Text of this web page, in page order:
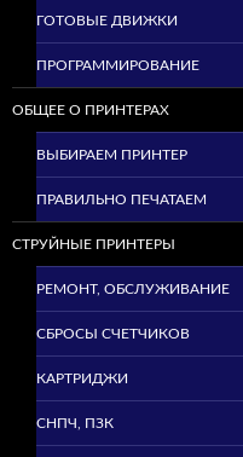
ГОТОВЫЕ ДВИЖКИ
ПРОГРАММИРОВАНИЕ
ОБЩЕЕ О ПРИНТЕРАХ
ВЫБИРАЕМ ПРИНТЕР
ПРАВИЛЬНО ПЕЧАТАЕМ
СТРУЙНЫЕ ПРИНТЕРЫ
РЕМОНТ, ОБСЛУЖИВАНИЕ
СБРОСЫ СЧЕТЧИКОВ
КАРТРИДЖИ
СНПЧ, ПЗК